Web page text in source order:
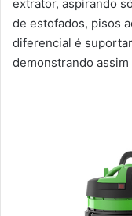
extrator, aspirando
de estofados, pisos
diferencial é
demonstrando